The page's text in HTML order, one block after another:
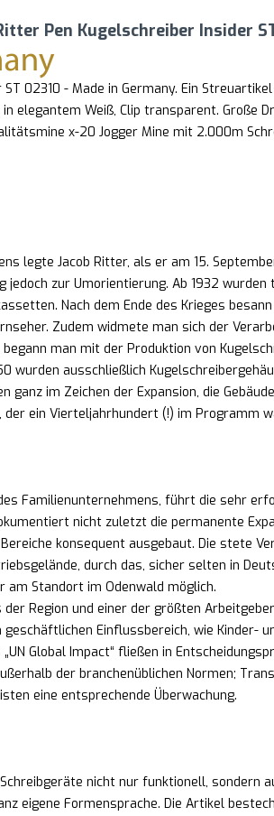
Pen Kugelschreiber Insider
02310 - Made in Germany. Ein
elegantem Weiß, Clip transparent.
x-20 Jogger Mine mit 2.000m
legte Jacob Ritter, als er am 15.
zur Umorientierung. Ab 1932
Nach dem Ende des Krieges
Zudem widmete man sich der
man mit der Produktion von
wurden ausschließlich
ganz im Zeichen der Expansion, die
ein Vierteljahrhundert (!) im Programm
Familienunternehmens, führt die sehr
nicht zuletzt die permanente
konsequent ausgebaut. Die stete
durch das, sicher selten in
am Standort im Odenwald möglich.
Region und einer der größten
Einflussbereich, wie Kinder-
Global Impact“ fließen in
der branchenüblichen Normen;
eine entsprechende Überwachung.
nicht nur funktionell, sondern
eigene Formensprache. Die Artikel